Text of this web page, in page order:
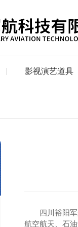
影视演艺道具
四川裕阳
航空航天、石